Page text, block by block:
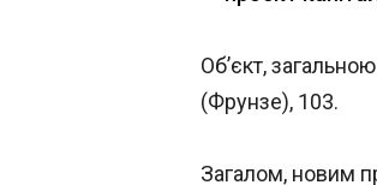
Об’єкт,
(Фрунзе), 103.
Загалом, новим